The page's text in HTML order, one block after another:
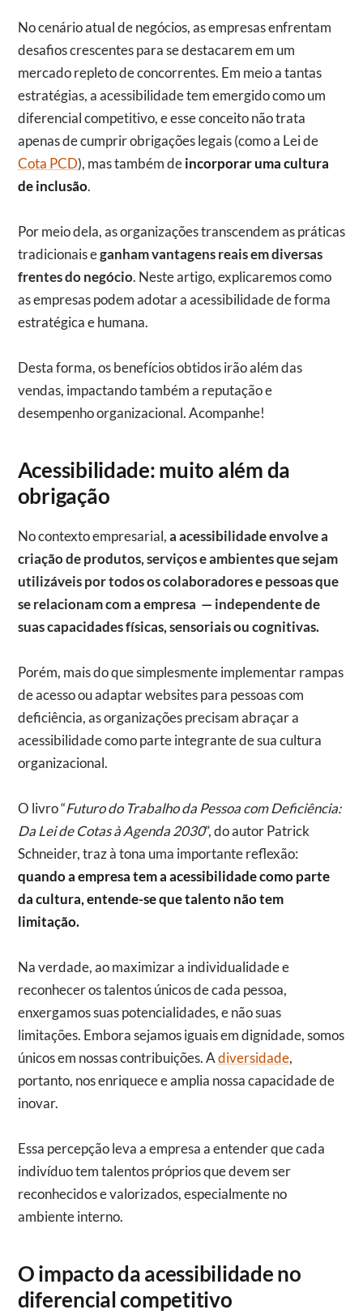
No cenário atual de negócios, as empresas enfrentam
desafios crescentes para se destacarem em um
mercado repleto de concorrentes. Em meio a tantas
estratégias, a acessibilidade tem emergido como um
diferencial competitivo, e esse conceito não trata
apenas de cumprir obrigações legais (como a Lei de
Cota PCD), mas também deincorporar uma cultura
de inclusão.
Por meio dela, as organizações transcendem as práticas
tradicionais eganham vantagens reais em diversas
frentes do negócio. Neste artigo, explicaremos como
as empresas podem adotar a acessibilidade de forma
estratégica e humana.
Desta forma, os benefícios obtidos irão além das
vendas, impactando também a reputação e
desempenho organizacional. Acompanhe!
Acessibilidade: muito além da
obrigação
No contexto empresarial,a acessibilidade envolve a
criação de produtos, serviços e ambientes que sejam
utilizáveis por todos os colaboradores e pessoas que
se relacionam com a empresa — independente de
suas capacidades físicas, sensoriais ou cognitivas.
Porém, mais do que simplesmente implementar rampas
de acesso ou adaptar websites para pessoas com
deficiência, as organizações precisam abraçar a
acessibilidade como parte integrante de sua cultura
organizacional.
O livro “Futuro do Trabalho da Pessoa com Deficiência:
Da Lei de Cotas à Agenda 2030”, do autor Patrick
Schneider, traz à tona uma importante reflexão:
quando a empresa tem a acessibilidade como parte
da cultura, entende-se que talento não tem
limitação.
Na verdade, ao maximizar a individualidade e
reconhecer os talentos únicos de cada pessoa,
enxergamos suas potencialidades, e não suas
limitações. Embora sejamos iguais em dignidade, somos
únicos em nossas contribuições. Adiversidade,
portanto, nos enriquece e amplia nossa capacidade de
inovar.
Essa percepção leva a empresa a entender que cada
indivíduo tem talentos próprios que devem ser
reconhecidos e valorizados, especialmente no
ambiente interno.
O impacto da acessibilidade no
diferencial competitivo